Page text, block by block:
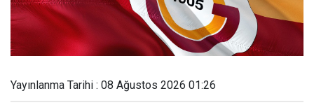
Yayınlanma Tarihi : 08 Ağustos 2026 01:26